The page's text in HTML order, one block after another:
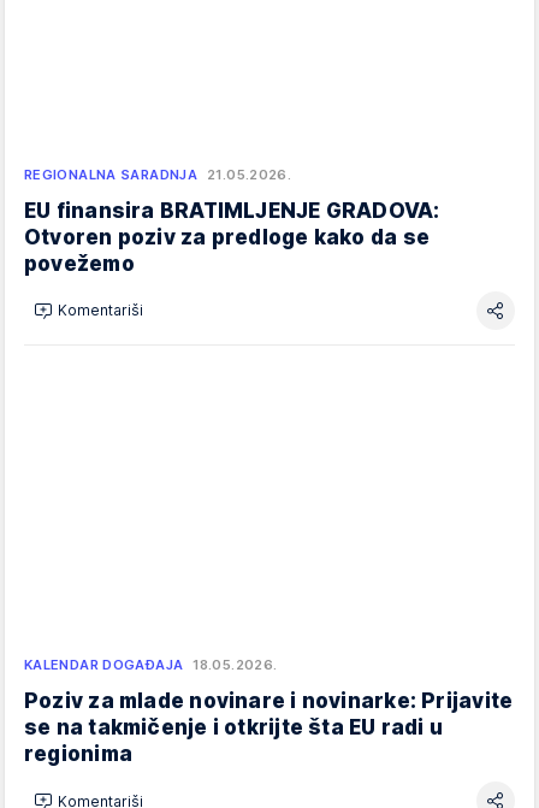
REGIONALNA SARADNJA 21.05.2026.
EU finansira BRATIMLJENJE GRADOVA:
Otvoren poziv za predloge kako da se
povežemo
Komentariši
KALENDAR DOGAĐAJA 18.05.2026.
Poziv za mlade novinare i novinarke: Prijavite
se na takmičenje i otkrijte šta EU radi u
regionima
Komentariši